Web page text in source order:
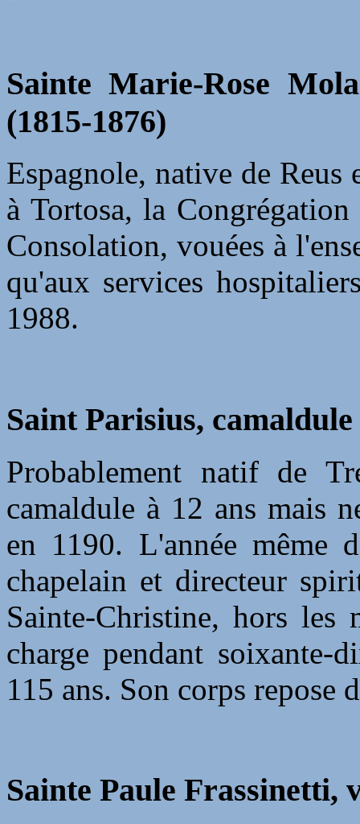
Sainte Marie-Rose
(1815-1876)
Espagnole, native de
à Tortosa, la
Consolation, vouées à
qu'aux services
1988.
Saint Parisius, camaldule
Probablement natif de
camaldule à 12 ans mais
en 1190. L'année même
chapelain et directeur
Sainte-Christine, hors les
charge pendant
115 ans. Son corps repose
Sainte Paule Frassinetti,